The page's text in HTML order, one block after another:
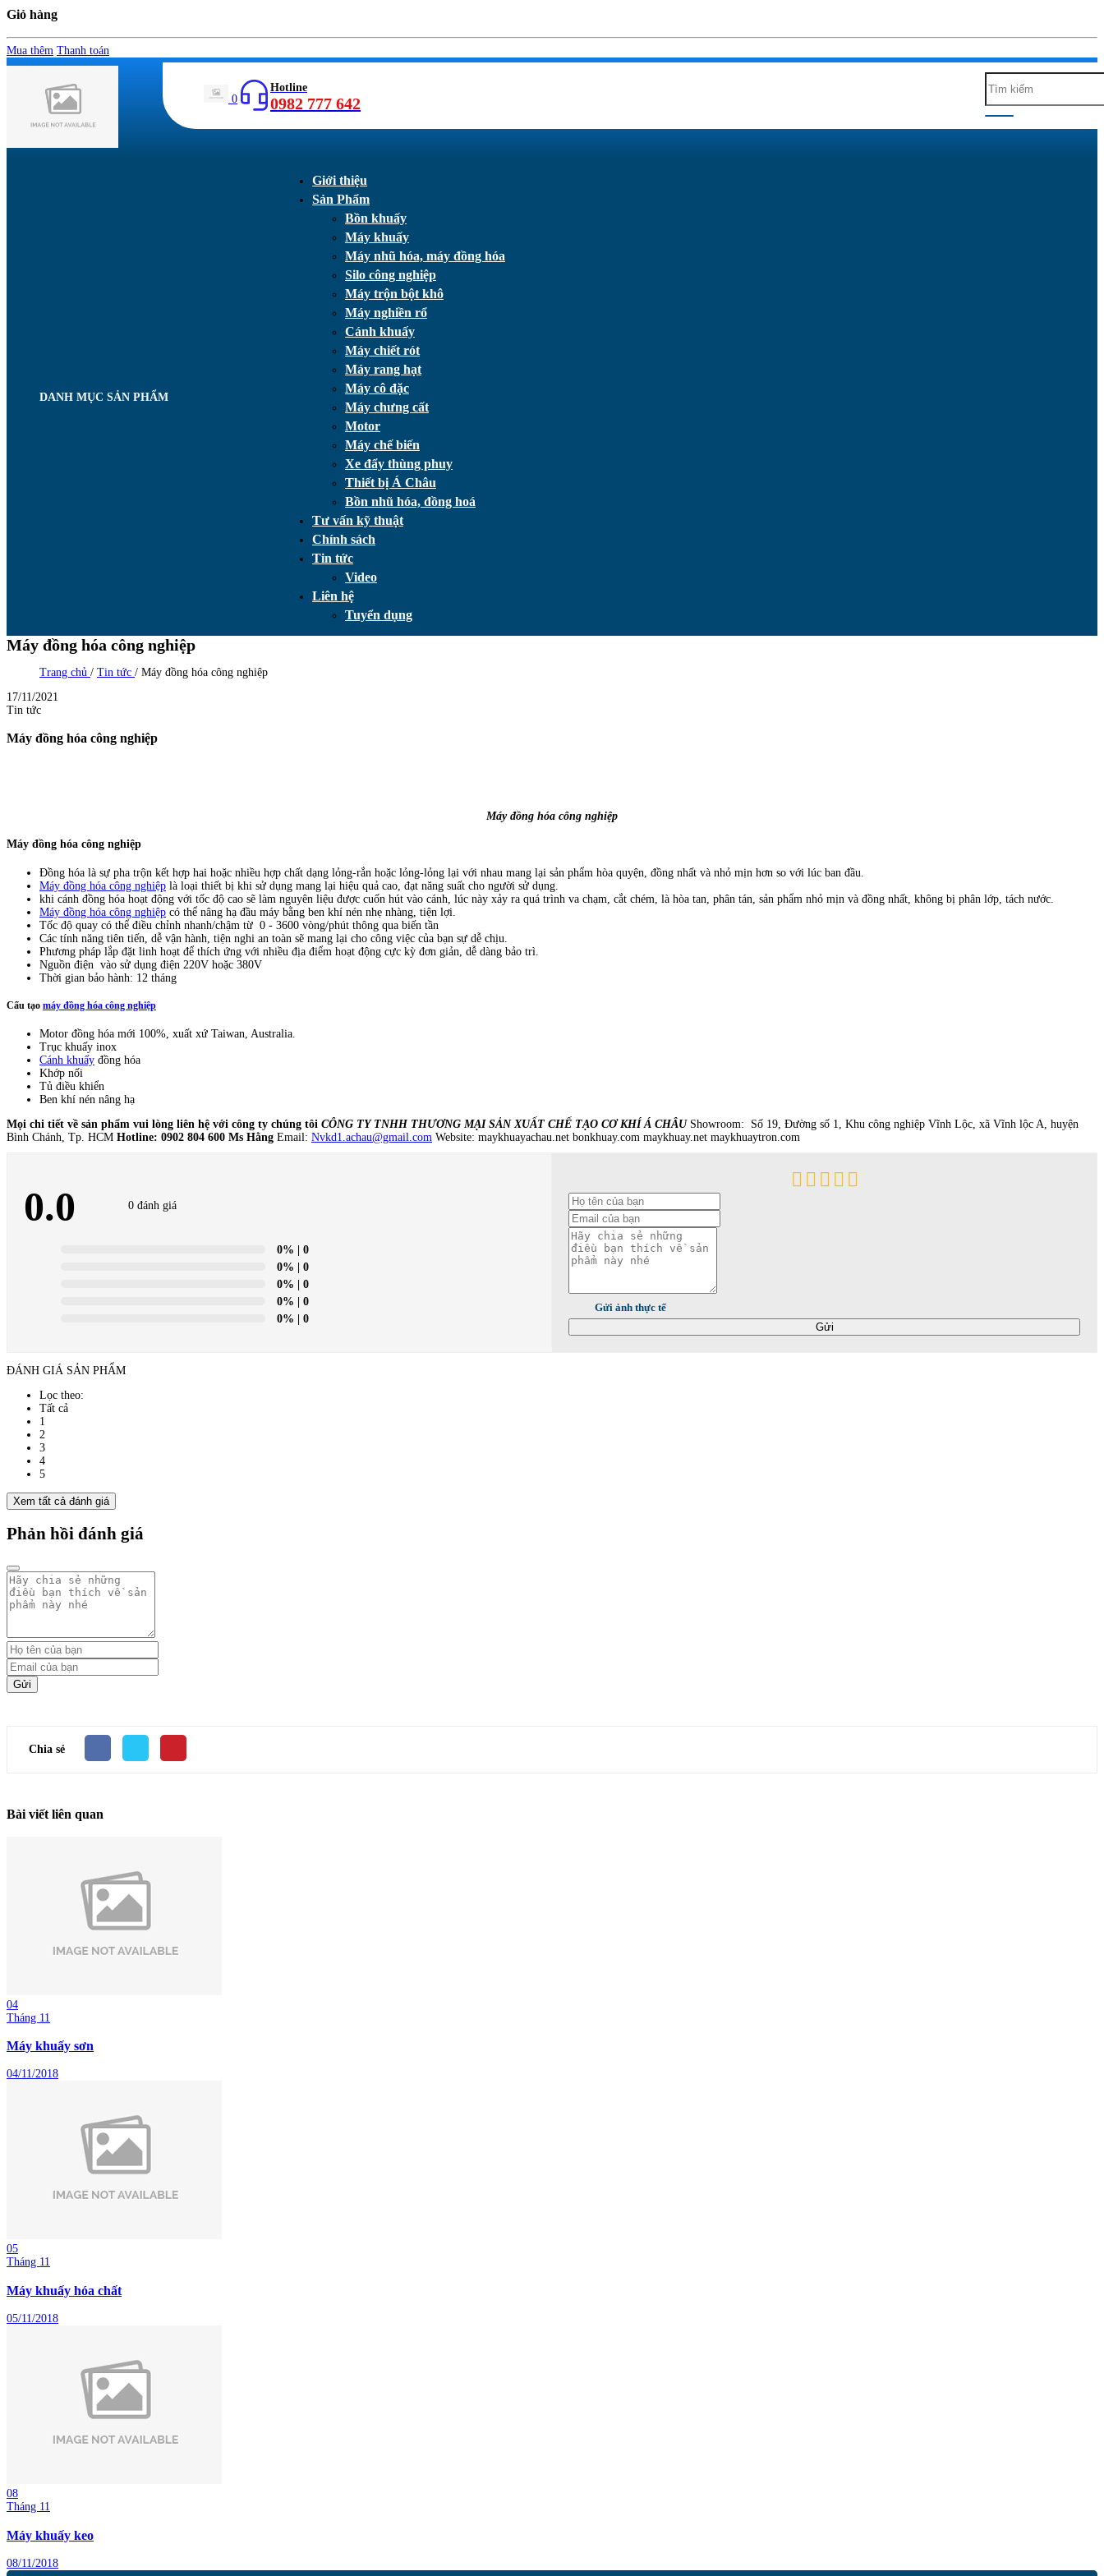
Giỏ hàng
Mua thêm Thanh toán
0
Hotline
0982 777 642
DANH MỤC SẢN PHẨM
Giới thiệu
Sản Phẩm
Bồn khuấy
Máy khuấy
Máy nhũ hóa, máy đồng hóa
Silo công nghiệp
Máy trộn bột khô
Máy nghiền rổ
Cánh khuấy
Máy chiết rót
Máy rang hạt
Máy cô đặc
Máy chưng cất
Motor
Máy chế biến
Xe đẩy thùng phuy
Thiết bị Á Châu
Bồn nhũ hóa, đồng hoá
Tư vấn kỹ thuật
Chính sách
Tin tức
Video
Liên hệ
Tuyển dụng
Máy đồng hóa công nghiệp
Trang chủ / Tin tức / Máy đồng hóa công nghiệp
17/11/2021
Tin tức
Máy đồng hóa công nghiệp
Máy đồng hóa công nghiệp
Máy đồng hóa công nghiệp
Đồng hóa là sự pha trộn kết hợp hai hoặc nhiều hợp chất dạng lỏng-rắn hoặc lỏng-lỏng lại với nhau mang lại sản phẩm hòa quyện, đồng nhất và nhỏ mịn hơn so với lúc ban đầu.
Máy đồng hóa công nghiệp là loại thiết bị khi sử dụng mang lại hiệu quả cao, đạt năng suất cho người sử dụng.
khi cánh đồng hóa hoạt động với tốc độ cao sẽ làm nguyên liệu được cuốn hút vào cánh, lúc này xảy ra quá trình va chạm, cắt chém, là hòa tan, phân tán, sản phẩm nhỏ mịn và đồng nhất, không bị phân lớp, tách nước.
Máy đồng hóa công nghiệp có thể nâng hạ đầu máy bằng ben khí nén nhẹ nhàng, tiện lợi.
Tốc độ quay có thể điều chỉnh nhanh/chậm từ 0 - 3600 vòng/phút thông qua biến tần
Các tính năng tiên tiến, dễ vận hành, tiện nghi an toàn sẽ mang lại cho công việc của bạn sự dễ chịu.
Phương pháp lắp đặt linh hoạt để thích ứng với nhiều địa điểm hoạt động cực kỳ đơn giản, dễ dàng bảo trì.
Nguồn điện vào sử dụng điện 220V hoặc 380V
Thời gian bảo hành: 12 tháng
Cấu tạo máy đồng hóa công nghiệp
Motor đồng hóa mới 100%, xuất xứ Taiwan, Australia.
Trục khuấy inox
Cánh khuấy đồng hóa
Khớp nối
Tủ điều khiển
Ben khí nén nâng hạ
Mọi chi tiết về sản phẩm vui lòng liên hệ với công ty chúng tôi CÔNG TY TNHH THƯƠNG MẠI SẢN XUẤT CHẾ TẠO CƠ KHÍ Á CHÂUShowroom: Số 19, Đường số 1, Khu công nghiệp Vĩnh Lộc, xã Vĩnh lộc A, huyện
Bình Chánh, Tp. HCM Hotline: 0902 804 600 Ms Hằng Email: Nvkd1.achau@gmail.com Website: maykhuayachau.net bonkhuay.com maykhuay.net maykhuaytron.com
0.0 0 đánh giá
0% | 0
0% | 0
0% | 0
0% | 0
0% | 0
Gửi ảnh thực tế
Gửi
ĐÁNH GIÁ SẢN PHẨM
Lọc theo:
Tất cả
1
2
3
4
5
Xem tất cả đánh giá
Phản hồi đánh giá
Gửi
Chia sẻ
Bài viết liên quan
04
Tháng 11
Máy khuấy sơn
04/11/2018
05
Tháng 11
Máy khuấy hóa chất
05/11/2018
08
Tháng 11
Máy khuấy keo
08/11/2018